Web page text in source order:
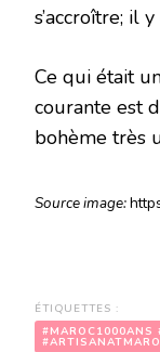
s’accroître; il
Ce qui était
courante est
bohème très
Source image:
ÉTIQUETTES :
#MAROC1000ANS